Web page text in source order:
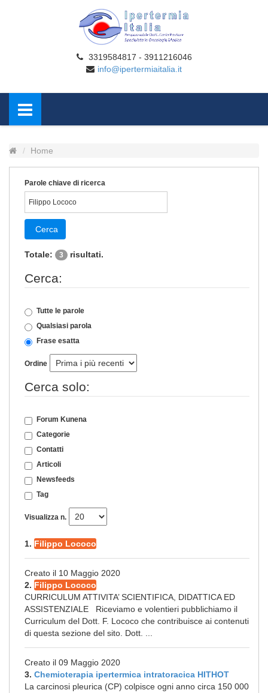
3319584817 - 3911216046
info@ipertermiaitalia.it
Home
Parole chiave di ricerca
Cerca
Totale: 3 risultati.
Cerca:
Tutte le parole
Qualsiasi parola
Frase esatta
Ordine
Cerca solo:
Forum Kunena
Categorie
Contatti
Articoli
Newsfeeds
Tag
Visualizza n.
1. Filippo Lococo
Creato il 10 Maggio 2020
2. Filippo Lococo
CURRICULUM ATTIVITA’ SCIENTIFICA, DIDATTICA ED
ASSISTENZIALE Riceviamo e volentieri pubblichiamo il
Curriculum del Dott. F. Lococo che contribuisce ai contenuti
di questa sezione del sito. Dott. ...
Creato il 09 Maggio 2020
3. Chemioterapia ipertermica intratoracica HITHOT
La carcinosi pleurica (CP) colpisce ogni anno circa 150 000